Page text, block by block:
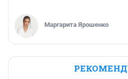
Маргарита Ярошенко